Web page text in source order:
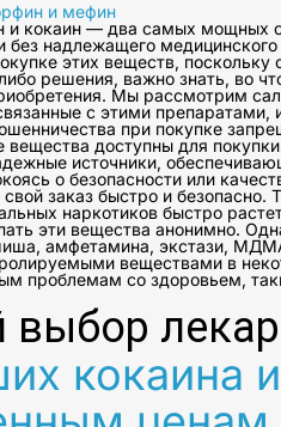
и мефин
кокаин — два самых мощных
надлежащего
этих веществ, поскольку
решения, важно знать, во
Мы рассмотрим
с этими препаратами,
при покупке
доступны для
источники,
о безопасности или
заказ быстро и
наркотиков быстро
эти вещества анонимно.
амфетамина, экстази,
веществами в
со здоровьем,
кокаина